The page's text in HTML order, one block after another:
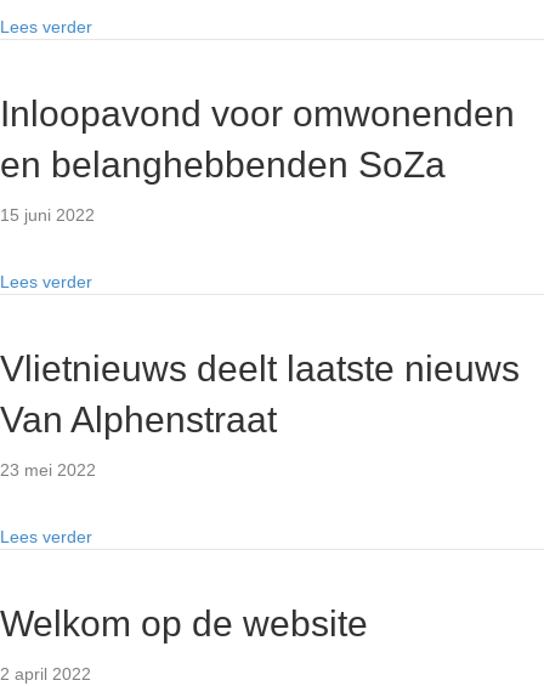
Lees verder
Inloopavond voor omwonenden
en belanghebbenden SoZa
15 juni 2022
Lees verder
Vlietnieuws deelt laatste nieuws
Van Alphenstraat
23 mei 2022
Lees verder
Welkom op de website
2 april 2022